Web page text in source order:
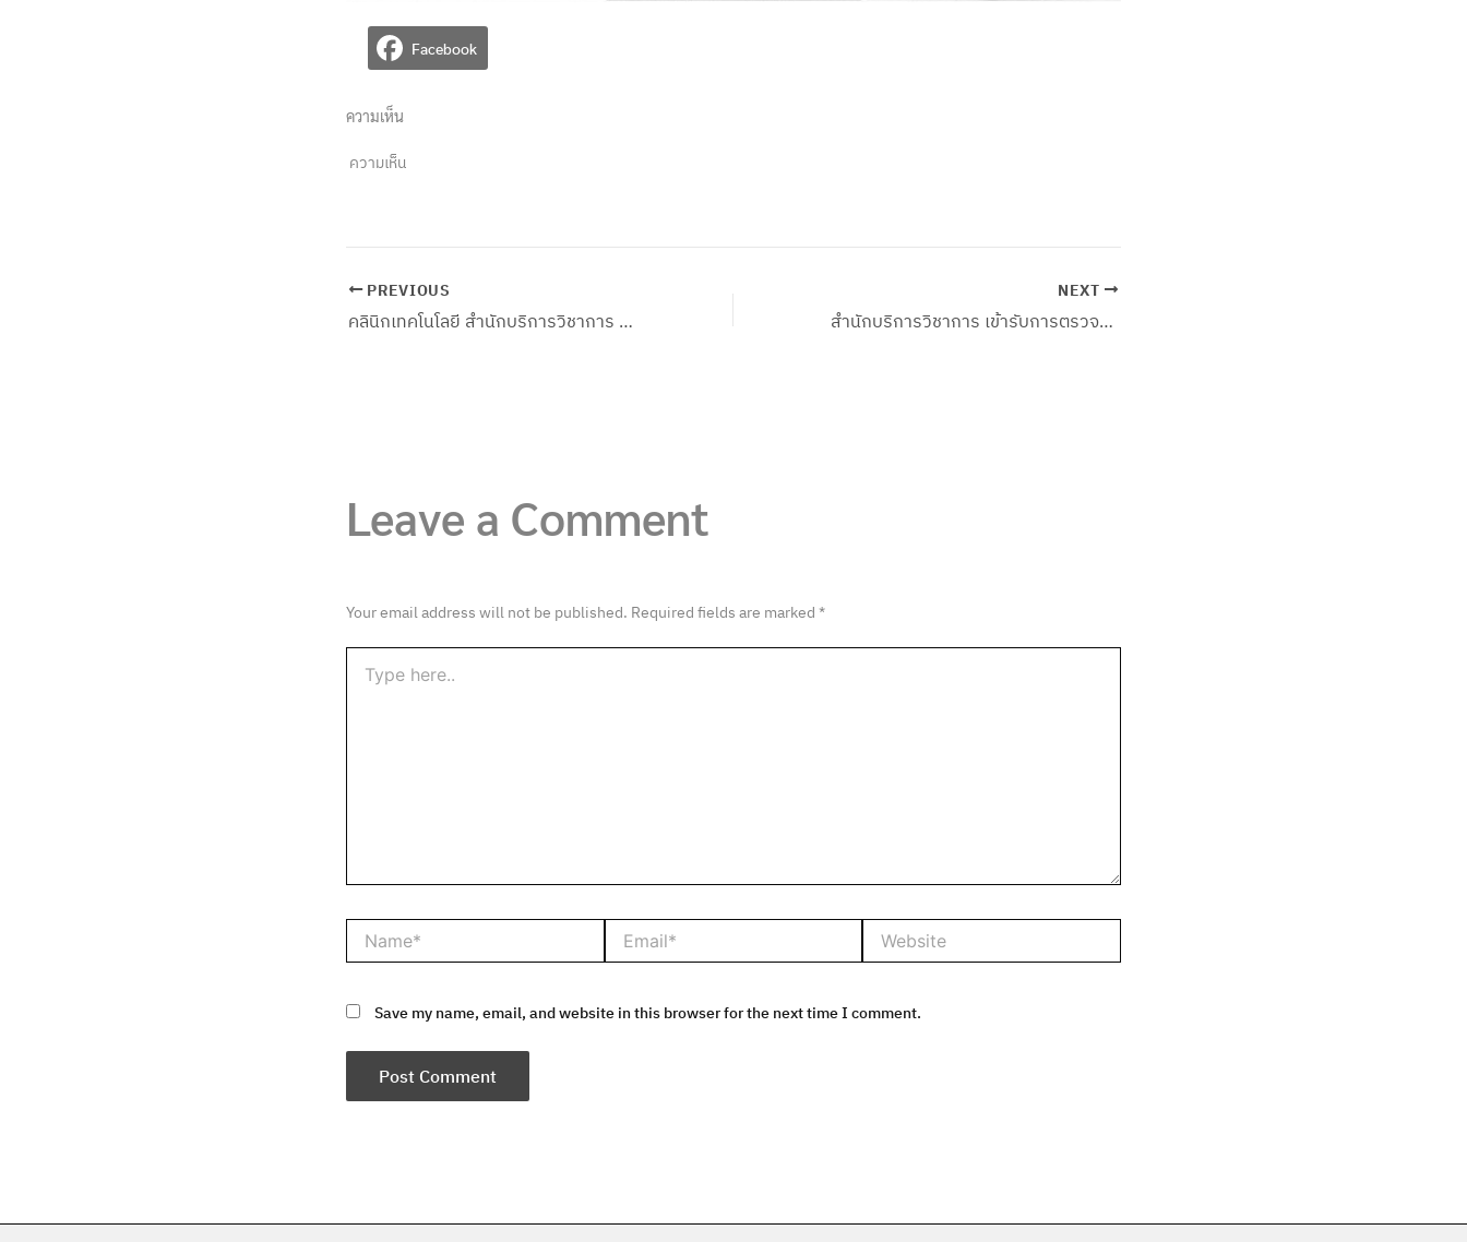
Facebook
ความเห็น
ความเห็น
PREVIOUS
คลินิกเทคโนโลยี สำนักบริการวิชาการ เข้าร่วมงาน TechnoMart 2022 ณ ศูนย์การค้าสยามพารากอน
NEXT
สำนักบริการวิชาการ เข้ารับการตรวจประเมินผลงานของมหาวิทยาลัย โดยคณะกรรมการติดตาม ตรวจสอบและประเมินผลงานของมหาวิทยาลัย ประจำปีงบประมาณ 2564
Leave a Comment
Your email address will not be published. Required fields are marked *
here..
Save my name, email, and website in this browser for the next time I comment.